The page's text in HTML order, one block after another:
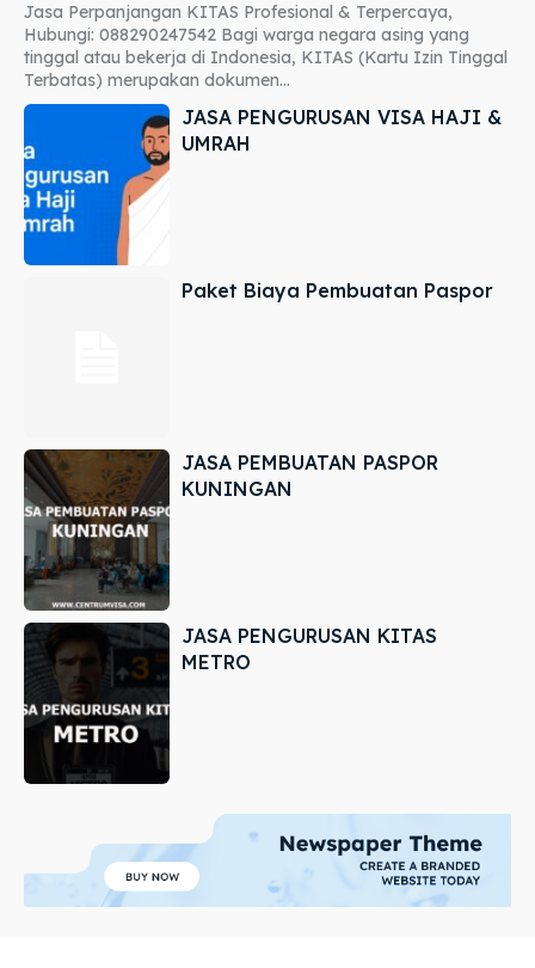
Jasa Perpanjangan KITAS Profesional & Terpercaya,
Hubungi: 088290247542 Bagi warga negara asing yang
tinggal atau bekerja di Indonesia, KITAS (Kartu Izin Tinggal
Terbatas) merupakan dokumen...
JASA PENGURUSAN VISA HAJI &
UMRAH
Paket Biaya Pembuatan Paspor
JASA PEMBUATAN PASPOR
KUNINGAN
JASA PENGURUSAN KITAS
METRO